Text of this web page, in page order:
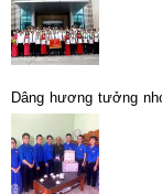
Dâng hương tưởng
Liệt sỹ 27/7